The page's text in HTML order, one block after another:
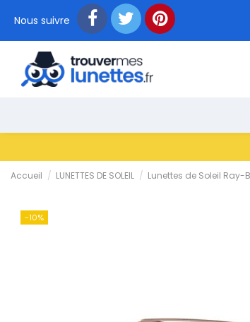
Nous suivre
Accueil LUNETTES DE SOLEIL Lunettes de Soleil Ray-
-10%